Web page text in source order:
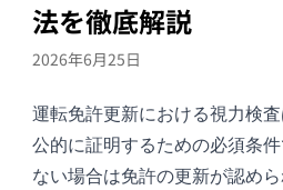
法を徹底解説
2026年6月25日
運転免許更新における視力検
公的に証明するための必須条
ない場合は免許の更新が認めら